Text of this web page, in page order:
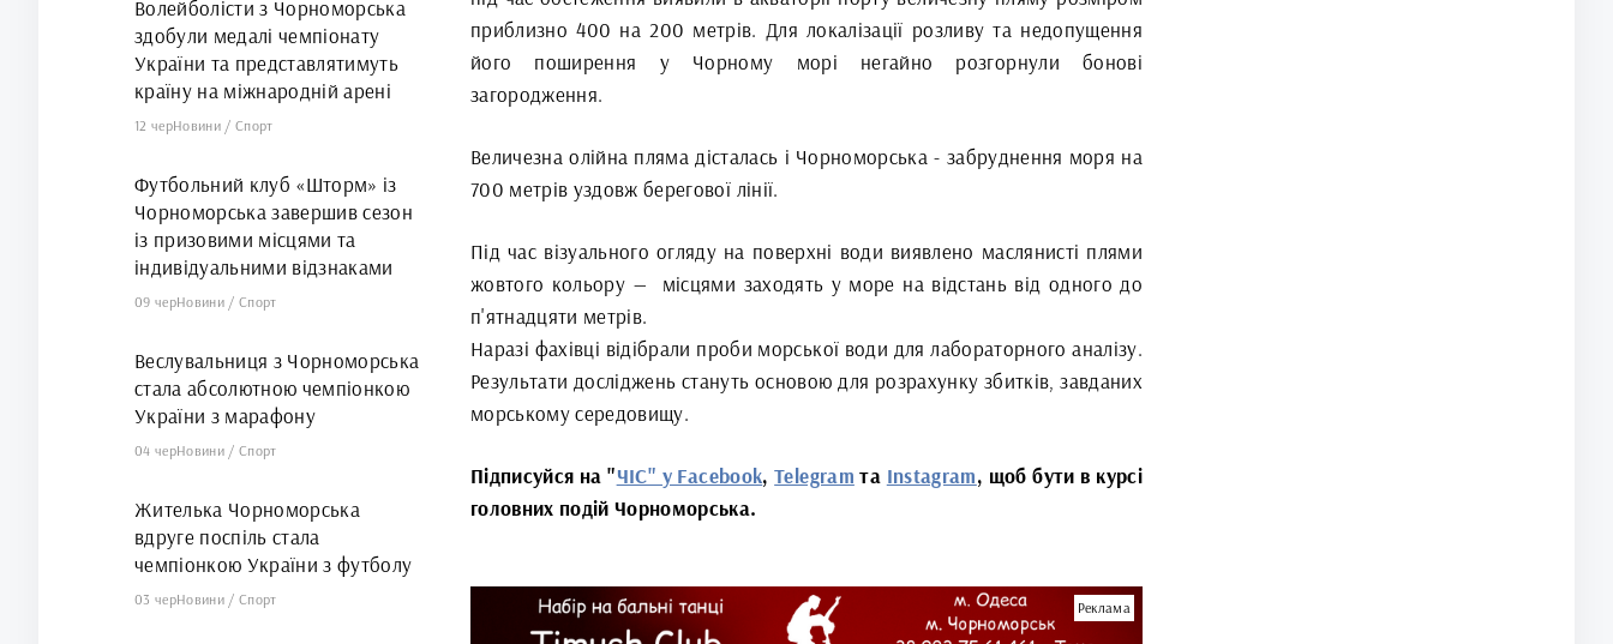
приблизно 400 на 200 метрів. Для локалізації розливу та недопущення
його поширення у Чорному морі негайно розгорнули бонові
загородження.
Величезна олійна пляма дісталась і Чорноморська - забруднення моря на
700 метрів уздовж берегової лінії.
Під час візуального огляду на поверхні води виявлено маслянисті плями
жовтого кольору — місцями заходять у море на відстань від одного до
п'ятнадцяти метрів.
Наразі фахівці відібрали проби морської води для лабораторного аналізу.
Результати досліджень стануть основою для розрахунку збитків, завданих
морському середовищу.
Підписуйся на "ЧІС" у Facebook,Telegram та Instagram, щоб бути в курсі
головних подій Чорноморська.
Реклама
Волейболісти з Чорноморська
здобули медалі чемпіонату
України та представлятимуть
країну на міжнародній арені
12 черНовини /Спорт
Футбольний клуб «Шторм» із
Чорноморська завершив сезон
із призовими місцями та
індивідуальними відзнаками
09 черНовини /Спорт
Веслувальниця з Чорноморська
стала абсолютною чемпіонкою
України з марафону
04 черНовини /Спорт
Жителька Чорноморська
вдруге поспіль стала
чемпіонкою України з футболу
03 черНовини /Спорт